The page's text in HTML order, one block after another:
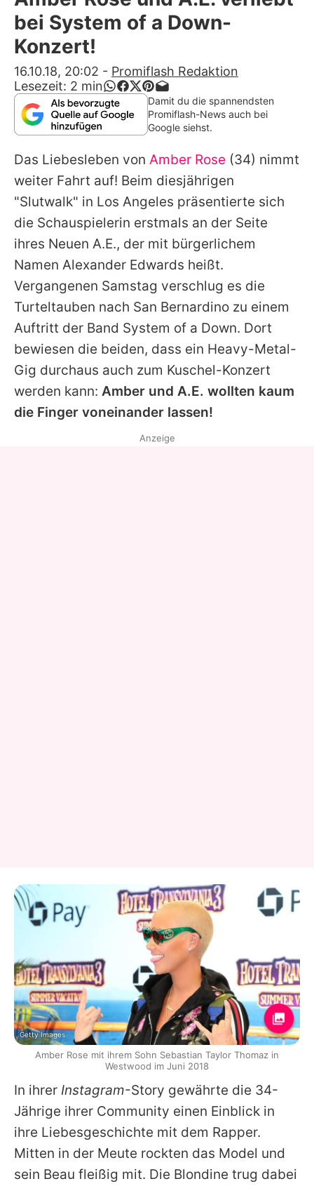
Alle Themen auf Promiflash
App runterladen
Team
Redaktionelle Richtlinien
Impressum
Datenschutzerklärung
Nutzungsbedingungen
Utiq verwalten
bei System of a Down-
Konzert!
16.10.18, 20:02 - Promiflash Redaktion
Lesezeit: 2 min
Damit du die spannendsten
Promiflash-News auch bei
Google siehst.
Das Liebesleben von Amber Rose (34) nimmt
weiter Fahrt auf! Beim diesjährigen
"Slutwalk" in Los Angeles präsentierte sich
die Schauspielerin erstmals an der Seite
ihres Neuen A.E., der mit bürgerlichem
Namen Alexander Edwards heißt.
Vergangenen Samstag verschlug es die
Turteltauben nach San Bernardino zu einem
Auftritt der Band System of a Down. Dort
bewiesen die beiden, dass ein Heavy-Metal-
Gig durchaus auch zum Kuschel-Konzert
werden kann: Amber und A.E. wollten kaum
die Finger voneinander lassen!
In ihrer Instagram-Story gewährte die 34-
Jährige ihrer Community einen Einblick in
ihre Liebesgeschichte mit dem Rapper.
Mitten in der Meute rockten das Model und
sein Beau fleißig mit. Die Blondine trug dabei
Anzeige
Getty Images
Amber Rose mit ihrem Sohn Sebastian Taylor Thomaz in
Westwood im Juni 2018